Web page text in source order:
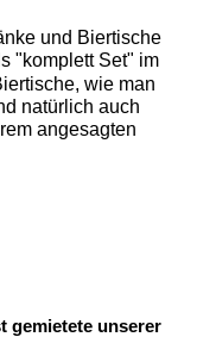
und Biertische
"komplett Set" im
wie man
natürlich auch
angesagten
gemietete unserer